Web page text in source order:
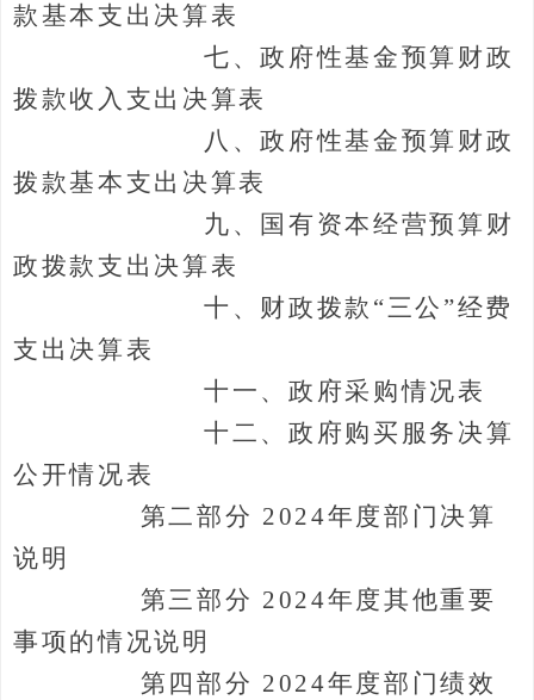
款 基本支出决算表
七 、政府性基金预算财政
拨款收入支出决算表
八 、政府性基金预算 财政
拨款基本支出决算表
九 、国有资本经营预算财
政拨款支出决算表
十、财政拨款 “三公 ”经费
支出决算表
十一、政府采购情况表
十二 、政府购买服务决算
公开情况表
第二部分 2024年度部门决算
说明
第三部分 2024年度其他重要
事项的情况说明
第四部分 2024年度部门绩效